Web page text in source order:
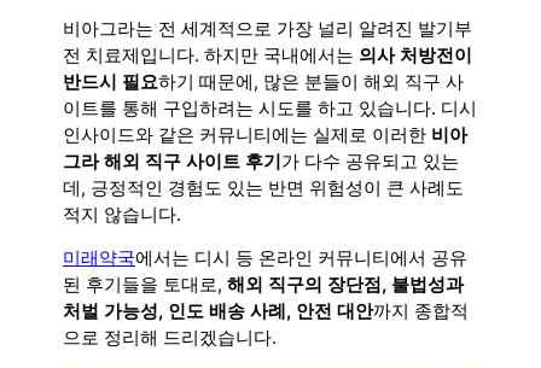
비아그라는 전 세계적으로 가장 널리 알려진 발기부
전 치료제입니다. 하지만 국내에서는 의사 처방전이
반드시 필요하기 때문에, 많은 분들이 해외 직구 사
이트를 통해 구입하려는 시도를 하고 있습니다. 디시
인사이드와 같은 커뮤니티에는 실제로 이러한 비아
그라 해외 직구 사이트 후기가 다수 공유되고 있는
데, 긍정적인 경험도 있는 반면 위험성이 큰 사례도
적지 않습니다.
미래약국에서는 디시 등 온라인 커뮤니티에서 공유
된 후기들을 토대로, 해외 직구의 장단점, 불법성과
처벌 가능성, 인도 배송 사례, 안전 대안까지 종합적
으로 정리해 드리겠습니다.